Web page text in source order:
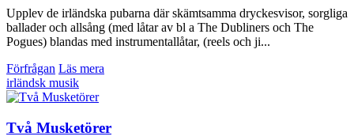
Upplev de irländska pubarna där skämtsamma dryckesvisor, sorgliga
ballader och allsång (med låtar av bl a The Dubliners och The
Pogues) blandas med instrumentallåtar, (reels och ji...
Förfrågan Läs mera
irländsk musik
Två Musketörer